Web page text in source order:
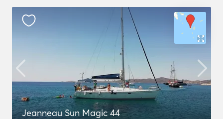
Jeanneau Sun Magic 44